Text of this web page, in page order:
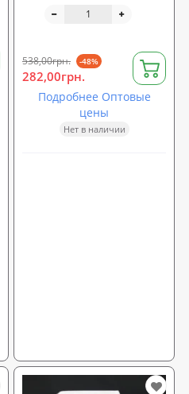
538,00грн. -48%
282,00грн.
Подробнее Оптовые
цены
Нет в наличии